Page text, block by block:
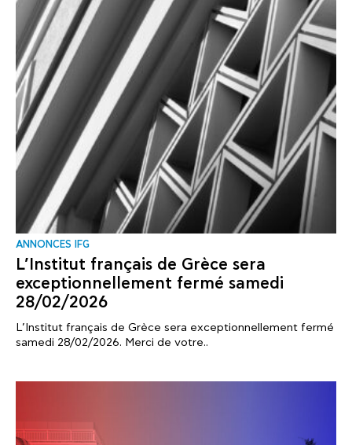
ANNONCES IFG
L’Institut français de Grèce sera
exceptionnellement fermé samedi
28/02/2026
L’Institut français de Grèce sera exceptionnellement fermé
samedi 28/02/2026. Merci de votre..